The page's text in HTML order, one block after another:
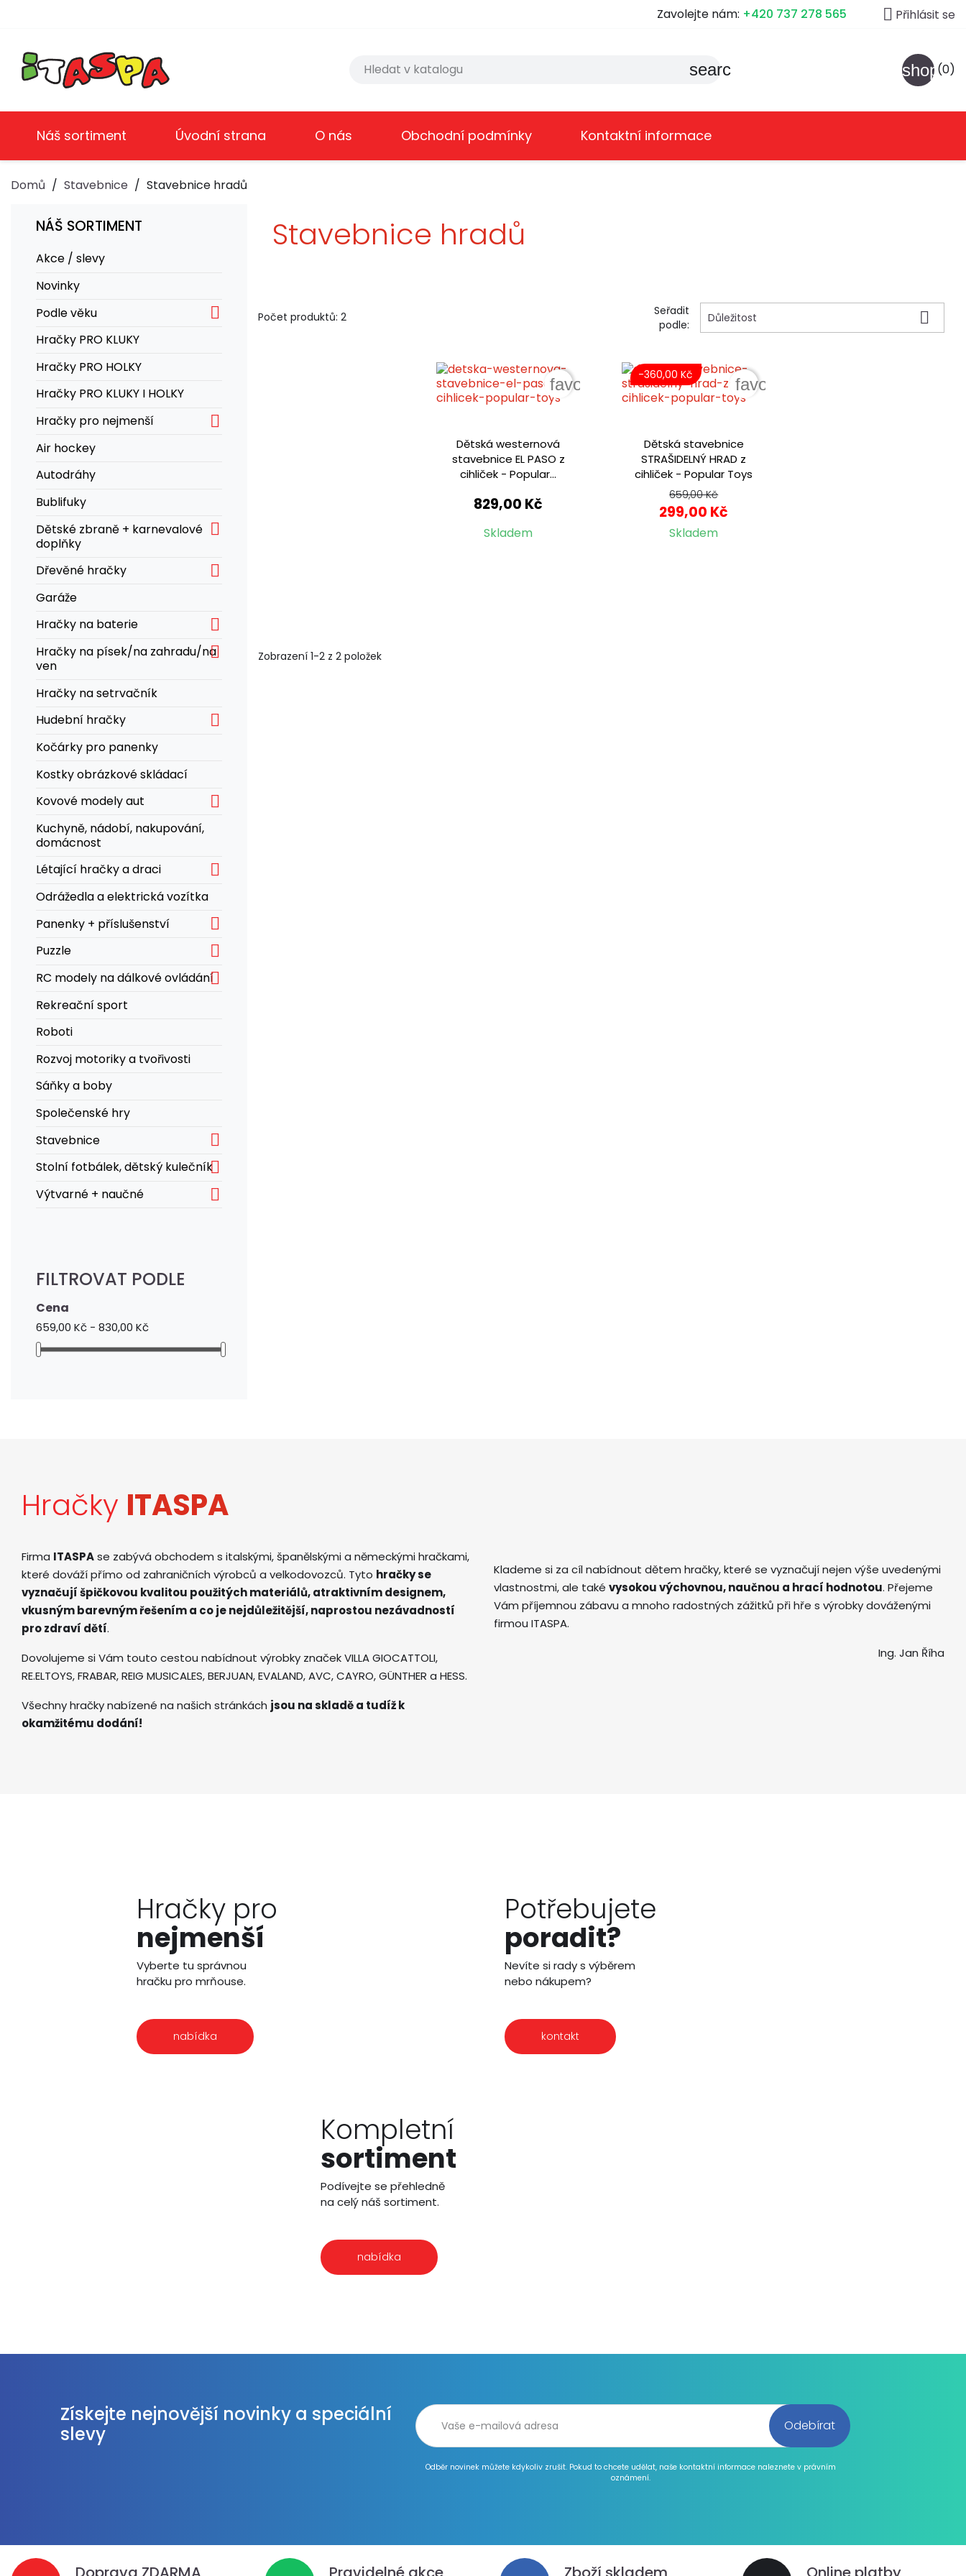
Zavolejte nám: +420 737 278 565  Přihlásit se
search (0)
Náš sortiment Úvodní strana O nás Obchodní podmínky Kontaktní informace
Domů Stavebnice Stavebnice hradů
NÁŠ SORTIMENT
Akce / slevy
Novinky
Podle věku

Hračky PRO KLUKY
Hračky PRO HOLKY
Hračky PRO KLUKY I HOLKY
Hračky pro nejmenší

Air hockey
Autodráhy
Bublifuky
Dětské zbraně + karnevalové
doplňky

Dřevěné hračky 
Garáže
Hračky na baterie

Hračky na písek/na zahradu/na
ven

Hračky na setrvačník
Hudební hračky

Kočárky pro panenky
Kostky obrázkové skládací
Kovové modely aut

Kuchyně, nádobí, nakupování,
domácnost
Létající hračky a draci

Odrážedla a elektrická vozítka
Panenky + příslušenství

Puzzle 
RC modely na dálkové ovládání
Rekreační sport
Roboti
Rozvoj motoriky a tvořivosti
Sáňky a boby
Společenské hry
Stavebnice

Stolní fotbálek, dětský kulečník
Výtvarné + naučné 
FILTROVAT PODLE
Cena
659,00 Kč - 830,00 Kč
Stavebnice hradů
Počet produktů: 2
Seřadit
podle:
Důležitost 
Dětská westernová
stavebnice EL PASO z
cihliček - Popular...
829,00 Kč
Skladem
favorite_border
Dětská stavebnice
STRAŠIDELNÝ HRAD z
cihliček - Popular Toys
659,00 Kč
299,00 Kč
Skladem
-360,00 Kč
favorite_border
Zobrazení 1-2 z 2 položek
Hračky ITASPA
Firma ITASPAse zabývá obchodem s italskými, španělskými a německými hračkami,
které dováží přímo od zahraničních výrobců a velkodovozců. Tyto hračky se
vyznačují špičkovou kvalitou použitých materiálů, atraktivním designem,
vkusným barevným řešením a co je nejdůležitější, naprostou nezávadností
pro zdraví dětí.
Dovolujeme si Vám touto cestou nabídnout výrobky značek VILLA GIOCATTOLI,
RE.ELTOYS, FRABAR, REIG MUSICALES, BERJUAN, EVALAND, AVC, CAYRO, GÜNTHER a HESS.
Všechny hračky nabízené na našich stránkách jsou na skladě a tudíž k
okamžitému dodání!
Klademe si za cíl nabídnout dětem hračky, které se vyznačují nejen výše uvedenými
vlastnostmi, ale také vysokou výchovnou, naučnou a hrací hodnotou. Přejeme
Vám příjemnou zábavu a mnoho radostných zážitků při hře s výrobky dováženými
firmou ITASPA.
Ing. Jan Říha
Hračky pro
nejmenší
Vyberte tu správnou
hračku pro mrňouse.
nabídka
Potřebujete
poradit?
Nevíte si rady s výběrem
nebo nákupem?
kontakt
Kompletní
sortiment
Podívejte se přehledně
na celý náš sortiment.
nabídka
Získejte nejnovější novinky a speciální
slevy
Odběr novinek můžete kdykoliv zrušit. Pokud to chcete udělat, naše kontaktní informace naleznete v právním
oznámení.